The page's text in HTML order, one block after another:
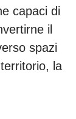
capaci di
il
spazi
la